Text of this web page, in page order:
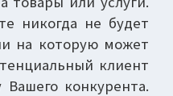
никогда не будет
на которую может
клиент
конкурента.